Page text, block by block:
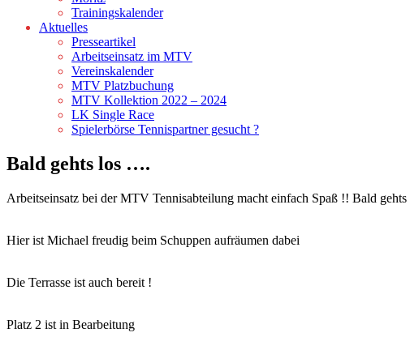
Trainingskalender
Aktuelles
Presseartikel
Arbeitseinsatz im MTV
Vereinskalender
MTV Platzbuchung
MTV Kollektion 2022 – 2024
LK Single Race
Spielerbörse Tennispartner gesucht ?
Bald gehts los ….
Arbeitseinsatz bei der MTV Tennisabteilung macht einfach Spaß !! Bald
Hier ist Michael freudig beim Schuppen aufräumen dabei
Die Terrasse ist auch bereit !
Platz 2 ist in Bearbeitung